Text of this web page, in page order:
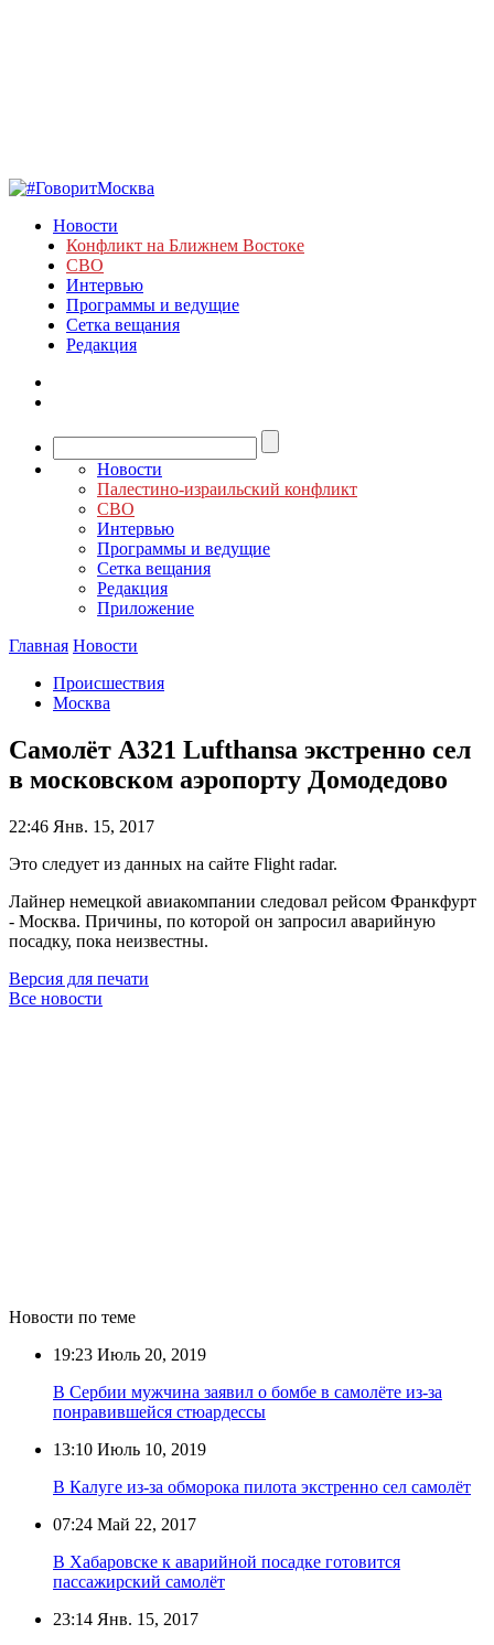
Новости
Конфликт на Ближнем Востоке
СВО
Интервью
Программы и ведущие
Сетка вещания
Редакция
Новости
Палестино-израильский конфликт
СВО
Интервью
Программы и ведущие
Сетка вещания
Редакция
Приложение
Главная Новости
Происшествия
Москва
Самолёт A321 Lufthansa экстренно сел
в московском аэропорту Домодедово
22:46 Янв. 15, 2017
Это следует из данных на сайте Flight radar.
Лайнер немецкой авиакомпании следовал рейсом Франкфурт
- Москва. Причины, по которой он запросил аварийную
посадку, пока неизвестны.
Версия для печати
Все новости
Новости по теме
19:23 Июль 20, 2019
В Сербии мужчина заявил о бомбе в самолёте из-за
понравившейся стюардессы
13:10 Июль 10, 2019
В Калуге из-за обморока пилота экстренно сел самолёт
07:24 Май 22, 2017
В Хабаровске к аварийной посадке готовится
пассажирский самолёт
23:14 Янв. 15, 2017